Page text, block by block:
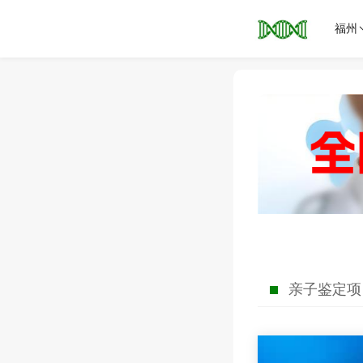
福州
亲子鉴定